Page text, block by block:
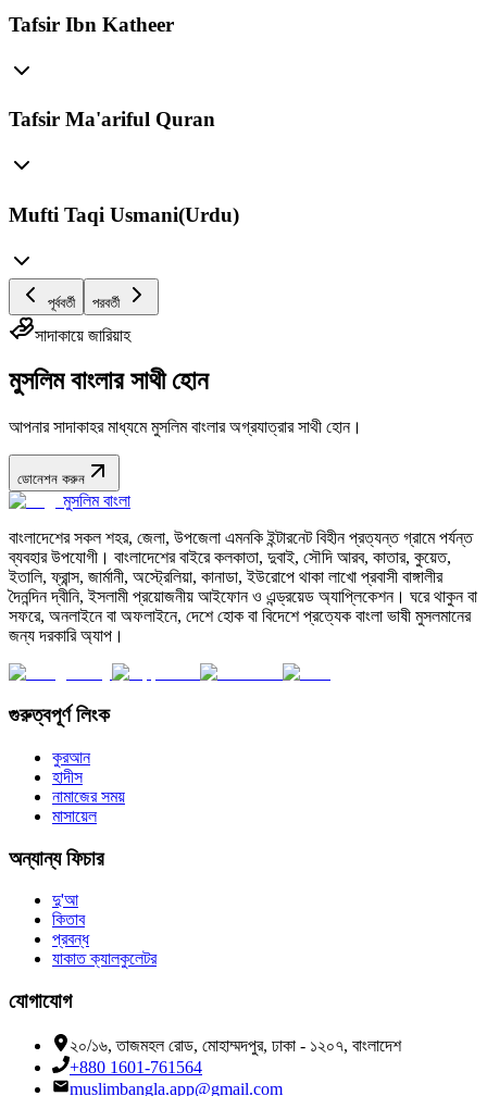
Tafsir Ibn Katheer
Tafsir Ma'ariful Quran
Mufti Taqi Usmani(Urdu)
পূর্ববর্তী পরবর্তী
সাদাকায়ে জারিয়াহ
মুসলিম বাংলার সাথী হোন
আপনার সাদাকাহর মাধ্যমে মুসলিম বাংলার অগ্রযাত্রার সাথী হোন।
ডোনেশন করুন
মুসলিম বাংলা
বাংলাদেশের সকল শহর, জেলা, উপজেলা এমনকি ইন্টারনেট বিহীন প্রত্যন্ত গ্রামে পর্যন্ত
ব্যবহার উপযোগী। বাংলাদেশের বাইরে কলকাতা, দুবাই, সৌদি আরব, কাতার, কুয়েত,
ইতালি, ফ্রান্স, জার্মানী, অস্ট্রেলিয়া, কানাডা, ইউরোপে থাকা লাখো প্রবাসী বাঙ্গালীর
দৈনন্দিন দ্বীনি, ইসলামী প্রয়োজনীয় আইফোন ও এন্ড্রয়েড অ্যাপ্লিকেশন। ঘরে থাকুন বা
সফরে, অনলাইনে বা অফলাইনে, দেশে হোক বা বিদেশে প্রত্যেক বাংলা ভাষী মুসলমানের
জন্য দরকারি অ্যাপ।
গুরুত্বপূর্ণ লিংক
কুরআন
হাদীস
নামাজের সময়
মাসায়েল
অন্যান্য ফিচার
দু'আ
কিতাব
প্রবন্ধ
যাকাত ক্যালকুলেটর
যোগাযোগ
২০/১৬, তাজমহল রোড, মোহাম্মদপুর, ঢাকা - ১২০৭, বাংলাদেশ
+880 1601-761564
muslimbangla.app@gmail.com